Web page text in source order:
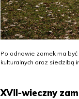
Po odnowie zamek ma
kulturalnych oraz siedzibą
XVII-wieczny